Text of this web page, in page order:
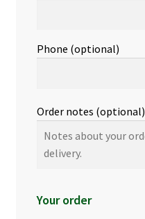
Phone (optional)
Order notes (optional)
Your order